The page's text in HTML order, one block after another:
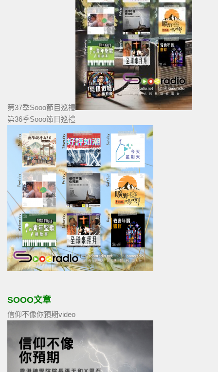
第37季Sooo節目巡禮
第36季Sooo節目巡禮
SOOO文章
信仰不像你預期video